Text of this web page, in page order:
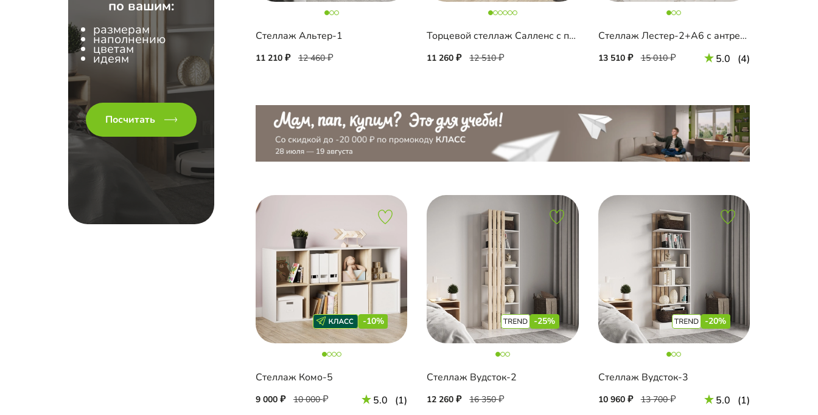
по вашим:
размерам
наполнению
цветам
идеям
Посчитать
Стеллаж Альтер-1
11 210 12 460
Торцевой стеллаж Салленс с полками
11 260 12 510
Стеллаж Лестер-2+А6 с антресолью
13 510 15 010 5.0 (4)
-10%
Стеллаж Комо-5
9 000 10 000 5.0 (1)
-25%
Стеллаж Вудсток-2
12 260 16 350
-20%
Стеллаж Вудсток-3
10 960 13 700 5.0 (1)